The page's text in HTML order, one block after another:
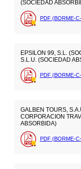
(SOCIEDAD
PDF (BORME-
EPSILON 99, S.L.
S.L.U. (SOCIEDAD
PDF (BORME-
GALBEN TOURS,
CORPORACION
ABSORBIDA)
PDF (BORME-